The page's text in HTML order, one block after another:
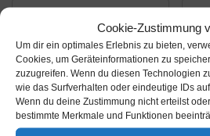
Cookie-Zustimmung
Um dir ein optimales Erlebnis zu bieten,
Cookies, um Geräteinformationen zu
zuzugreifen. Wenn du diesen Technologien
wie das Surfverhalten oder eindeutige IDs
Wenn du deine Zustimmung nicht erteilst
bestimmte Merkmale und Funktionen